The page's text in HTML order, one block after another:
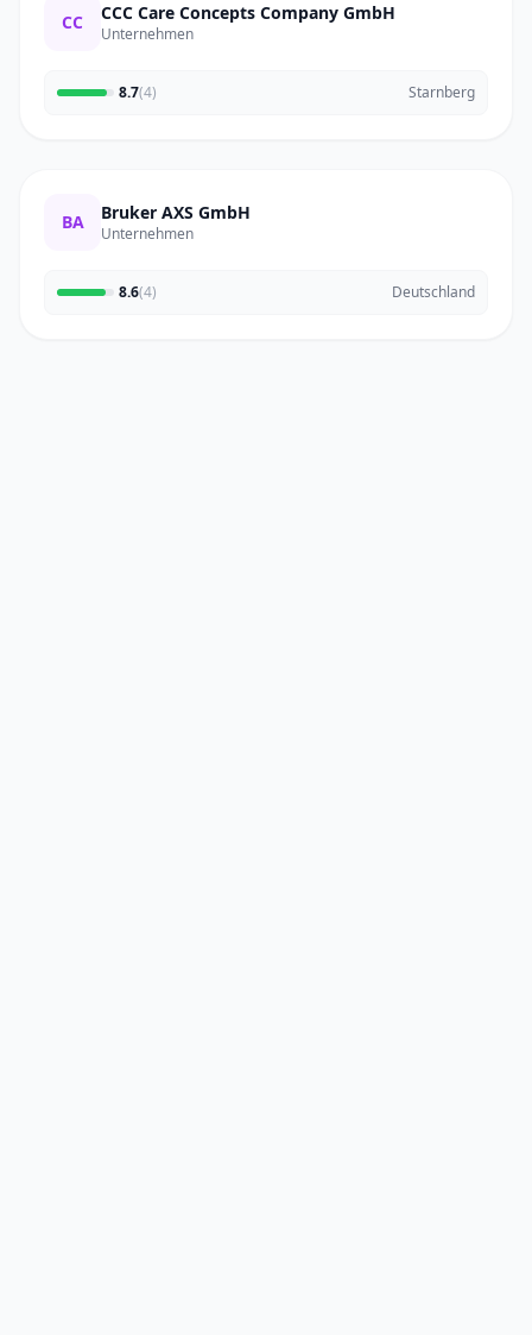
CC CCC Care Concepts Company GmbH
Unternehmen
8.7(4) Starnberg
BA Bruker AXS GmbH
Unternehmen
8.6(4) Deutschland